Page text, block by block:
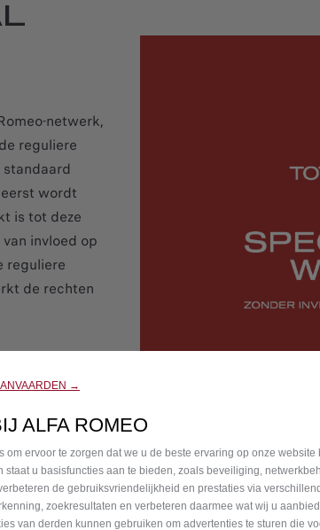
netwerk,
reguliere
wordt
is tot deze
invloed op
reguliere
de rechten
→
ALFA ROMEO
om ervoor te zorgen dat we u de beste ervaring op onze website
staat u basisfuncties aan te bieden, zoals beveiliging,
de gebruiksvriendelijkheid en prestaties via
zoekresultaten en verbeteren daarmee wat wij u
van derden kunnen gebruiken om advertenties te sturen die